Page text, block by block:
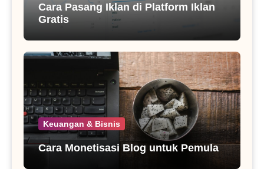
Cara Pasang Iklan di Platform Iklan
Gratis
Keuangan & Bisnis
Cara Monetisasi Blog untuk Pemula